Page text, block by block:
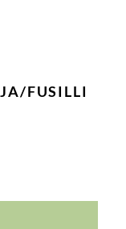
FUSILLI